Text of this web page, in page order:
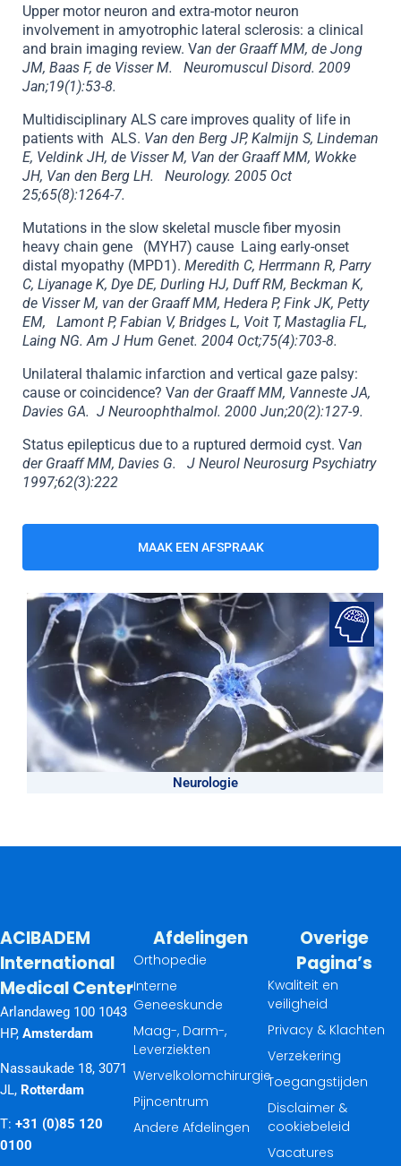
Upper motor neuron and extra-motor neuron
involvement in amyotrophic lateral sclerosis: a clinical
and brain imaging review. Van der Graaff MM, de Jong
JM, Baas F, de Visser M. Neuromuscul Disord. 2009
Jan;19(1):53-8.
Multidisciplinary ALS care improves quality of life in
patients with ALS. Van den Berg JP, Kalmijn S, Lindeman
E, Veldink JH, de Visser M, Van der Graaff MM, Wokke
JH, Van den Berg LH. Neurology. 2005 Oct
25;65(8):1264-7.
Mutations in the slow skeletal muscle fiber myosin
heavy chain gene (MYH7) cause Laing early-onset
distal myopathy (MPD1). Meredith C, Herrmann R, Parry
C, Liyanage K, Dye DE, Durling HJ, Duff RM, Beckman K,
de Visser M, van der Graaff MM, Hedera P, Fink JK, Petty
EM, Lamont P, Fabian V, Bridges L, Voit T, Mastaglia FL,
Laing NG. Am J Hum Genet. 2004 Oct;75(4):703-8.
Unilateral thalamic infarction and vertical gaze palsy:
cause or coincidence? Van der Graaff MM, Vanneste JA,
Davies GA. J Neuroophthalmol. 2000 Jun;20(2):127-9.
Status epilepticus due to a ruptured dermoid cyst. Van
der Graaff MM, Davies G. J Neurol Neurosurg Psychiatry
1997;62(3):222
MAAK EEN AFSPRAAK
Neurologie
ACIBADEM
International
Medical Center
Arlandaweg 100 1043
HP, Amsterdam
Nassaukade 18, 3071
JL, Rotterdam
T: +31 (0)85 120
0100
Afdelingen
Orthopedie
Interne
Geneeskunde
Maag-, Darm-,
Leverziekten
Wervelkolomchirurgie
Pijncentrum
Andere Afdelingen
Overige
Pagina’s
Kwaliteit en
veiligheid
Privacy & Klachten
Verzekering
Toegangstijden
Disclaimer &
cookiebeleid
Vacatures